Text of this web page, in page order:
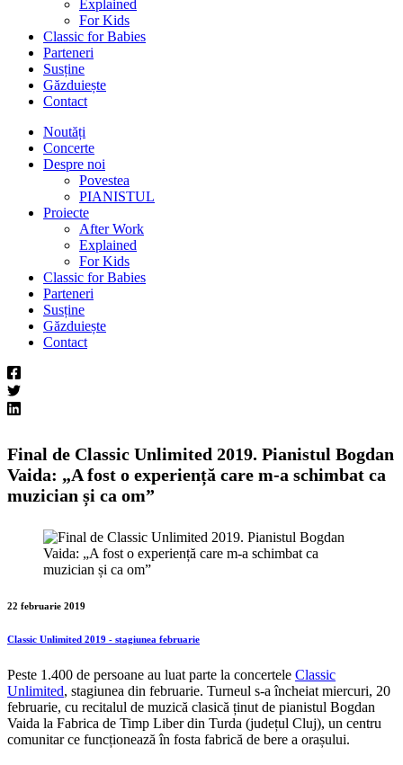
Explained
For Kids
Classic for Babies
Parteneri
Susține
Găzduiește
Contact
Noutăți
Concerte
Despre noi
Povestea
PIANISTUL
Proiecte
After Work
Explained
For Kids
Classic for Babies
Parteneri
Susține
Găzduiește
Contact
Final de Classic Unlimited 2019. Pianistul Bogdan
Vaida: „A fost o experiență care m-a schimbat ca
muzician și ca om”
22 februarie 2019
Classic Unlimited 2019 - stagiunea februarie
Peste 1.400 de persoane au luat parte la concertele Classic
Unlimited, stagiunea din februarie. Turneul s-a încheiat miercuri, 20
februarie, cu recitalul de muzică clasică ținut de pianistul Bogdan
Vaida la Fabrica de Timp Liber din Turda (județul Cluj), un centru
comunitar ce funcționează în fosta fabrică de bere a orașului.